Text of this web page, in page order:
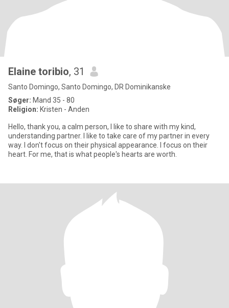
Elaine toribio, 31
Santo Domingo, Santo Domingo, DR Dominikanske
Søger: Mand 35 - 80
Religion: Kristen - Anden
Hello, thank you, a calm person, I like to share with my kind,
understanding partner. I like to take care of my partner in every
way. I don't focus on their physical appearance. I focus on their
heart. For me, that is what people's hearts are worth.